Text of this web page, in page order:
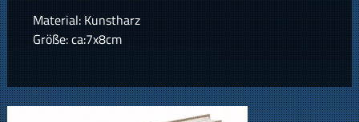
Material: Kunstharz
Größe: ca:7x8cm